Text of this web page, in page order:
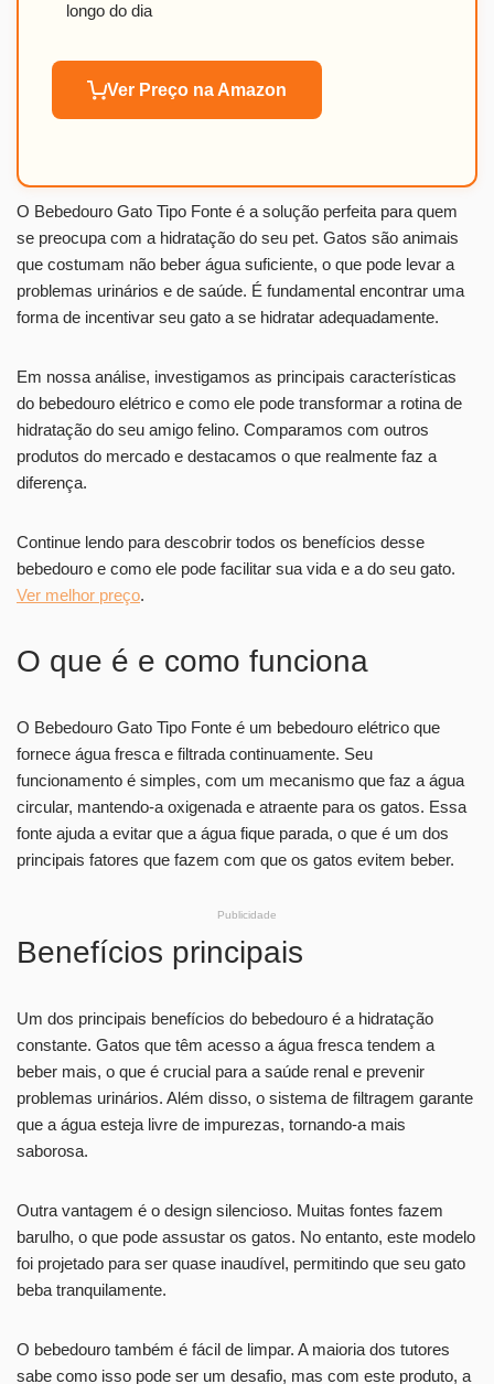
longo do dia
Ver Preço na Amazon
O Bebedouro Gato Tipo Fonte é a solução perfeita para quem
se preocupa com a hidratação do seu pet. Gatos são animais
que costumam não beber água suficiente, o que pode levar a
problemas urinários e de saúde. É fundamental encontrar uma
forma de incentivar seu gato a se hidratar adequadamente.
Em nossa análise, investigamos as principais características
do bebedouro elétrico e como ele pode transformar a rotina de
hidratação do seu amigo felino. Comparamos com outros
produtos do mercado e destacamos o que realmente faz a
diferença.
Continue lendo para descobrir todos os benefícios desse
bebedouro e como ele pode facilitar sua vida e a do seu gato.
Ver melhor preço.
O que é e como funciona
O Bebedouro Gato Tipo Fonte é um bebedouro elétrico que
fornece água fresca e filtrada continuamente. Seu
funcionamento é simples, com um mecanismo que faz a água
circular, mantendo-a oxigenada e atraente para os gatos. Essa
fonte ajuda a evitar que a água fique parada, o que é um dos
principais fatores que fazem com que os gatos evitem beber.
Publicidade
Benefícios principais
Um dos principais benefícios do bebedouro é a hidratação
constante. Gatos que têm acesso a água fresca tendem a
beber mais, o que é crucial para a saúde renal e prevenir
problemas urinários. Além disso, o sistema de filtragem garante
que a água esteja livre de impurezas, tornando-a mais
saborosa.
Outra vantagem é o design silencioso. Muitas fontes fazem
barulho, o que pode assustar os gatos. No entanto, este modelo
foi projetado para ser quase inaudível, permitindo que seu gato
beba tranquilamente.
O bebedouro também é fácil de limpar. A maioria dos tutores
sabe como isso pode ser um desafio, mas com este produto, a